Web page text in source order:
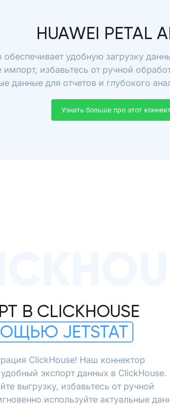
HUAWEI PETAL
удобную загрузку
избавьтесь от ручной
данные для отчетов и глубокого
Узнать больше про этот
В CLICKHOUSE
JETSTAT
ClickHouse! Наш коннектор
экспорт данных в ClickHouse.
выгрузку, избавьтесь от ручной
используйте актуальные